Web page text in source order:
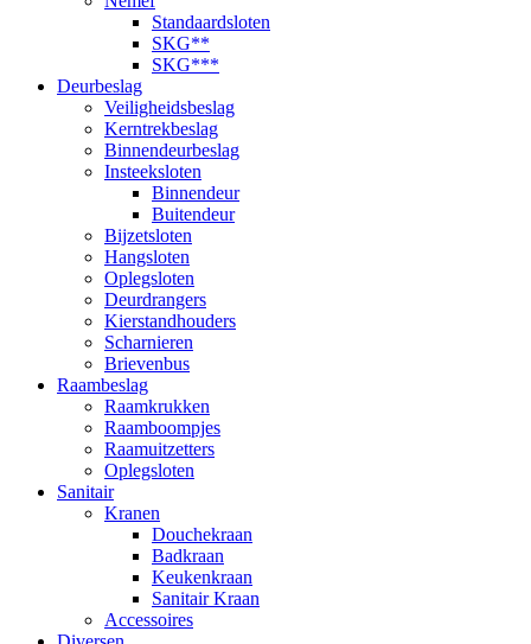
Standaardsloten
SKG**
SKG***
Deurbeslag
Veiligheidsbeslag
Kerntrekbeslag
Binnendeurbeslag
Insteeksloten
Binnendeur
Buitendeur
Bijzetsloten
Hangsloten
Oplegsloten
Deurdrangers
Kierstandhouders
Scharnieren
Brievenbus
Raambeslag
Raamkrukken
Raamboompjes
Raamuitzetters
Oplegsloten
Sanitair
Kranen
Douchekraan
Badkraan
Keukenkraan
Sanitair Kraan
Accessoires